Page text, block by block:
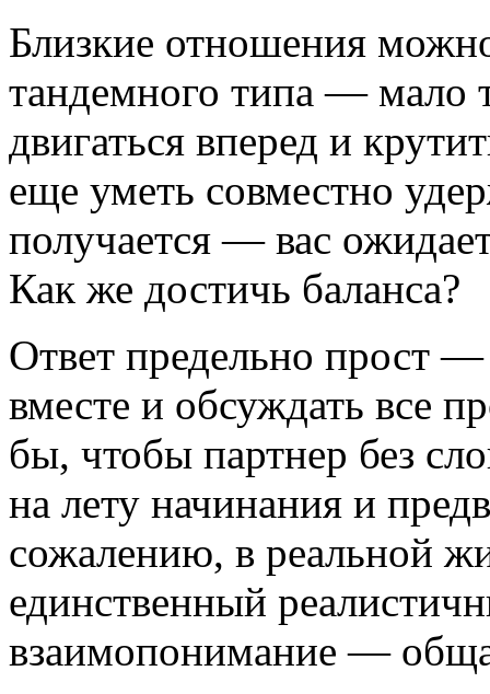
Близкие отношения
тандемного типа — мало
двигаться вперед и
еще уметь совместно
получается — вас
Как же достичь баланса?
Ответ предельно прост
вместе и обсуждать все
бы, чтобы партнер без
на лету начинания и
сожалению, в реальной
единственный
взаимопонимание —